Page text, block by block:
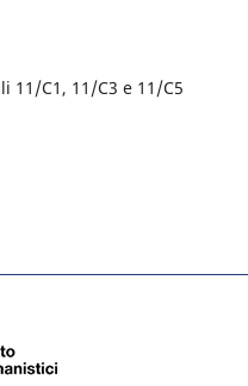
11/C1, 11/C3 e 11/C5